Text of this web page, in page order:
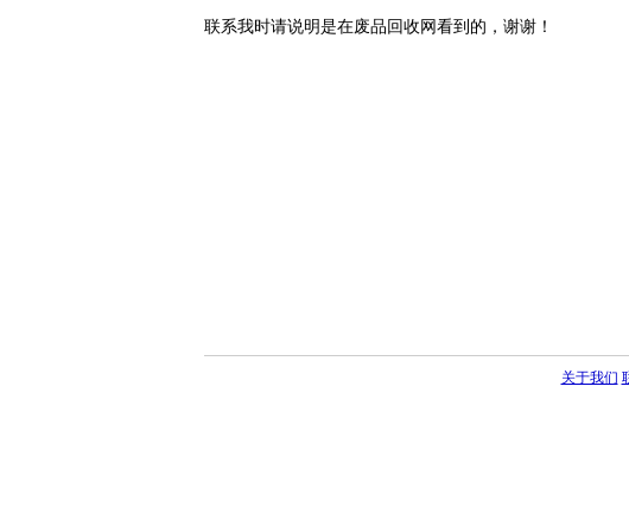
联系我时请说明是在废品回收网看到的，谢谢！
关于我们